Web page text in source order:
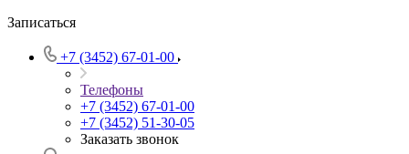
Записаться
+7 (3452) 67-01-00
Телефоны
+7 (3452) 67-01-00
+7 (3452) 51-30-05
Заказать звонок